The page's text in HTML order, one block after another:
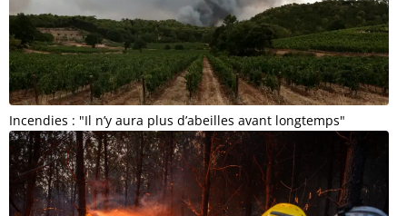
Incendies : "Il n’y aura plus d’abeilles avant longtemps"